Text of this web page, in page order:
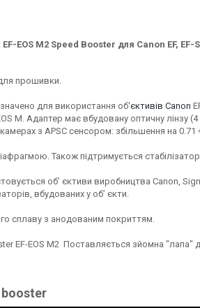
EOS M2 Speed Booster для Canon EF, EF-
прошивки.
для використання об'єктивів Canon
M. Адаптер має вбудовану оптичну лінзу
з APSC сенсором: збільшення на
Також підтримується
об’ єктиви виробництва Canon,
вбудованих у об’ єкти.
сплаву з анодованим покриттям.
EF-EOS M2 Поставляється зйомна
booster